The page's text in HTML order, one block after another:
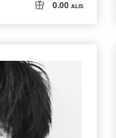
0.00 ALIS